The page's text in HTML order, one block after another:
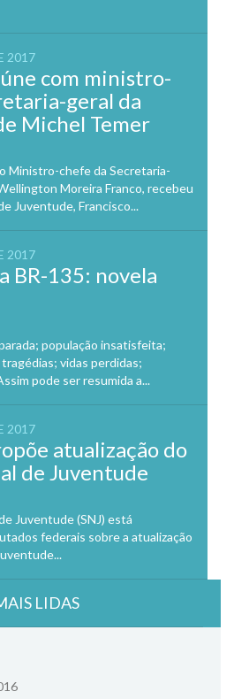
2017
com ministro-
geral da
Michel Temer
Ministro-chefe da Secretaria-
Moreira Franco, recebeu
Juventude, Francisco...
2017
BR-135: novela
população insatisfeita;
vidas perdidas;
pode ser resumida a...
2017
atualização do
de Juventude
Juventude (SNJ) está
federais sobre a atualização
LIDAS